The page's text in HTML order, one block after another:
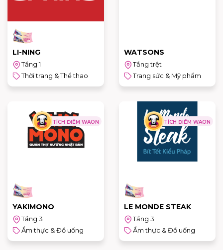
LI-NING
Tầng 1
Thời trang & Thể thao
WATSONS
Tầng trệt
Trang sức & Mỹ phẩm
TÍCH ĐIỂM WAON
YAKIMONO
Tầng 3
Ẩm thực & Đồ uống
TÍCH ĐIỂM WAON
LE MONDE STEAK
Tầng 3
Ẩm thực & Đồ uống